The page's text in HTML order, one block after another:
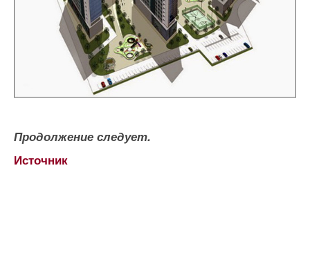
Продолжение следует.
Источник